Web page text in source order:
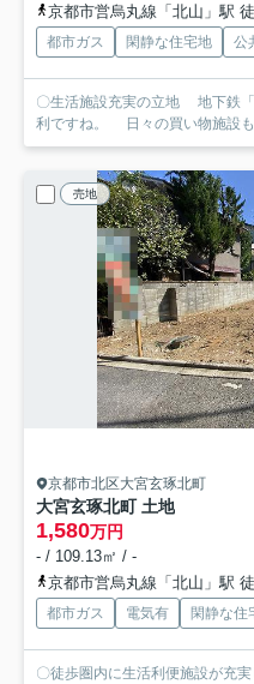
京都市営烏丸線「北山」駅
都市ガス 閑静な住宅地 公
〇生活施設充実の立地 地下鉄
利ですね。 日々の買い物施設
売地
京都市北区大宮玄琢北町
大宮玄琢北町 土地
1,580万円
- / 109.13㎡ / -
京都市営烏丸線「北山」駅
都市ガス 電気有 閑静な住
〇徒歩圏内に生活利便施設が充